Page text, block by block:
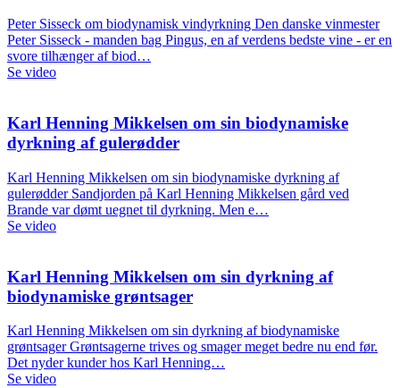
Peter Sisseck om biodynamisk vindyrkning Den danske vinmester
Peter Sisseck - manden bag Pingus, en af verdens bedste vine - er en
svore tilhænger af biod…
Se video
Karl Henning Mikkelsen om sin biodynamiske
dyrkning af gulerødder
Karl Henning Mikkelsen om sin biodynamiske dyrkning af
gulerødder Sandjorden på Karl Henning Mikkelsen gård ved
Brande var dømt uegnet til dyrkning. Men e…
Se video
Karl Henning Mikkelsen om sin dyrkning af
biodynamiske grøntsager
Karl Henning Mikkelsen om sin dyrkning af biodynamiske
grøntsager Grøntsagerne trives og smager meget bedre nu end før.
Det nyder kunder hos Karl Henning…
Se video